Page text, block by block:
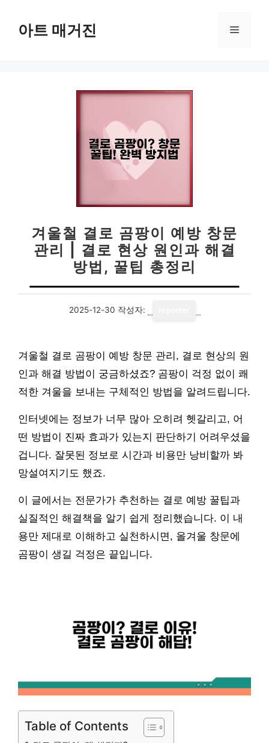
아트 매거진 메
겨울철 결로 곰팡이 예방 창문
관리 | 결로 현상 원인과 해결
방법, 꿀팁 총정리
2025-12-30 작성자:
겨울철 결로 곰팡이 예방 창문 관리, 결로 현상의 원
인과 해결 방법이 궁금하셨죠? 곰팡이 걱정 없이 쾌
적한 겨울을 보내는 구체적인 방법을 알려드립니다.
인터넷에는 정보가 너무 많아 오히려 헷갈리고, 어
떤 방법이 진짜 효과가 있는지 판단하기 어려우셨을
겁니다. 잘못된 정보로 시간과 비용만 낭비할까 봐
망설여지기도 했죠.
이 글에서는 전문가가 추천하는 결로 예방 꿀팁과
실질적인 해결책을 알기 쉽게 정리했습니다. 이 내
용만 제대로 이해하고 실천하시면, 올겨울 창문에
곰팡이 생길 걱정은 끝입니다.
Table of Contents